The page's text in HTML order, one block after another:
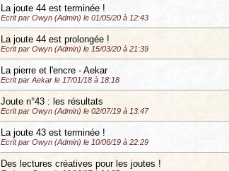
La joute 44 est terminée !
Ecrit par Owyn (Admin) le 01/05/20 à 12:43
La joute 44 est prolongée !
Ecrit par Owyn (Admin) le 15/03/20 à 21:39
La pierre et l'encre - Aekar
Ecrit par Aekar le 17/01/18 à 18:18
Joute n°43 : les résultats
Ecrit par Owyn (Admin) le 02/07/19 à 13:47
La joute 43 est terminée !
Ecrit par Owyn (Admin) le 10/06/19 à 22:29
Des lectures créatives pour les joutes !